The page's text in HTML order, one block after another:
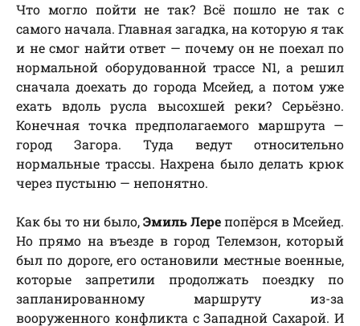
Что могло пойти не так? Всё пошло не так с
самого начала. Главная загадка, на которую я так
и не смог найти ответ — почему он не поехал по
нормальной оборудованной трассе N1, а решил
сначала доехать до города Мсейед, а потом уже
ехать вдоль русла высохшей реки? Серьёзно.
Конечная точка предполагаемого маршрута —
город Загора. Туда ведут относительно
нормальные трассы. Нахрена было делать крюк
через пустыню — непонятно.
Как бы то ни было,Эмиль Лерепопёрся в Мсейед.
Но прямо на въезде в город Телемзон, который
был по дороге, его остановили местные военные,
которые запретили продолжать поездку по
запланированному маршруту из-за
вооруженного конфликта с Западной Сахарой. И